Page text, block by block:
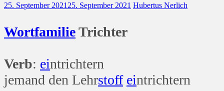
25. September 2021 25. September 2021 Hubertus Nerlich
WortfamilieTrichter
Verb: eintrichtern
jemand den Lehrstoff eintrichtern